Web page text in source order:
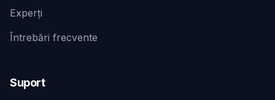
Experți
Întrebări frecvente
Suport